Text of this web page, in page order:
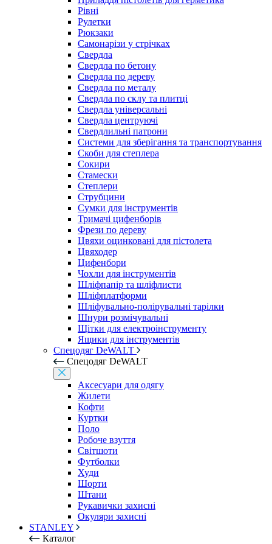
Рівні
Рулетки
Рюкзаки
Самонарізи у стрічках
Свердла
Свердла по бетону
Свердла по дереву
Свердла по металу
Свердла по склу та плитці
Свердла універсальні
Свердла центруючі
Свердлильні патрони
Системи для зберігання та транспортування
Скоби для степлера
Сокири
Стамески
Степлери
Струбцини
Сумки для інструментів
Тримачі цифенборів
Фрези по дереву
Цвяхи оцинковані для пістолета
Цвяходер
Цифенбори
Чохли для інструментів
Шліфпапір та шліфлисти
Шліфплатформи
Шліфувально-полірувальні тарілки
Шнури розмічувальні
Щітки для електроінструменту
Ящики для інструментів
Спецодяг DeWALT
Спецодяг DeWALT
Аксесуари для одягу
Жилети
Кофти
Куртки
Поло
Робоче взуття
Світшоти
Футболки
Худи
Шорти
Штани
Рукавички захисні
Окуляри захисні
STANLEY
Каталог